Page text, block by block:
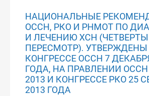
НАЦИОНАЛЬНЫЕ
ОССН, РКО И РНМОТ ПО
И ЛЕЧЕНИЮ ХСН
ПЕРЕСМОТР).
КОНГРЕССЕ ОССН 7
ГОДА, НА ПРАВЛЕНИИ
2013 И КОНГРЕССЕ РКО 25
2013 ГОДА